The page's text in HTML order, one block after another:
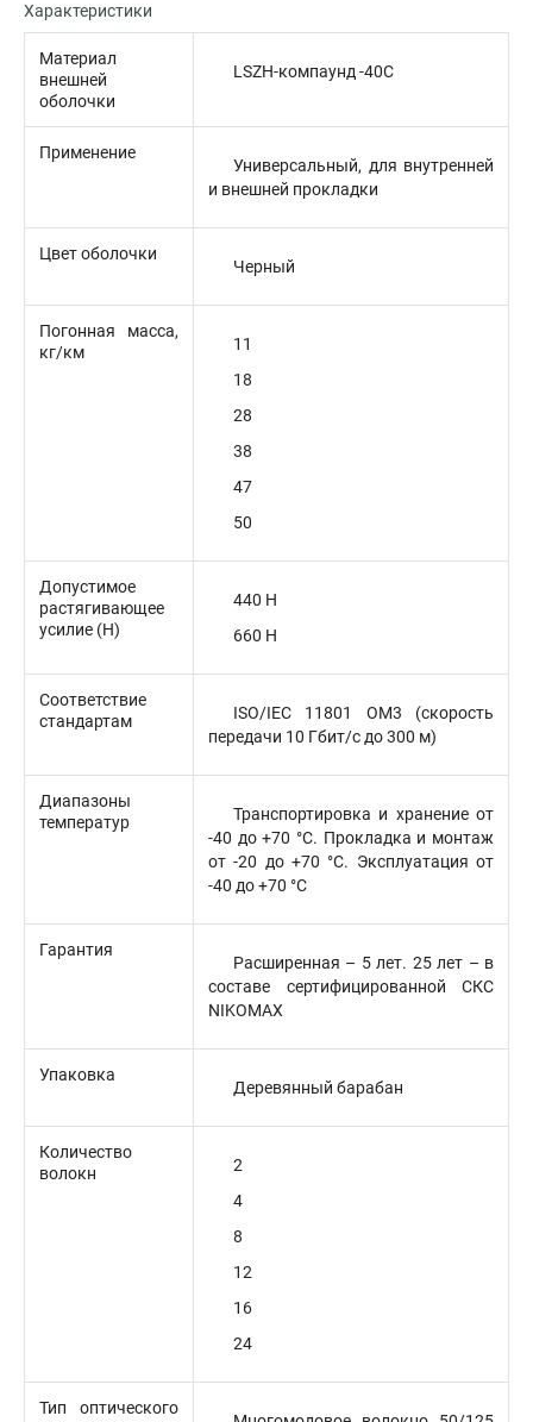
Характеристики
Материал
внешней
оболочки
LSZH-компаунд -40С
Применение
Универсальный, для внутренней
и внешней прокладки
Цвет оболочки
Черный
Погонная масса,
кг/км
11
18
28
38
47
50
Допустимое
растягивающее
усилие (H)
440 Н
660 Н
Соответствие
стандартам
ISO/IEC 11801 OM3 (скорость
передачи 10 Гбит/с до 300 м)
Диапазоны
температур
Транспортировка и хранение от
-40 до +70 °C. Прокладка и монтаж
от -20 до +70 °C. Эксплуатация от
-40 до +70 °C
Гарантия
Расширенная – 5 лет. 25 лет – в
составе сертифицированной СКС
NIKOMAX
Упаковка
Деревянный барабан
Количество
волокн
2
4
8
12
16
24
Тип оптического